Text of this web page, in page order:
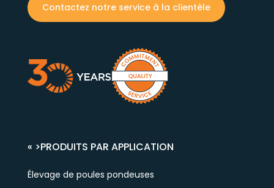
Contactez notre service à la clientèle
« >PRODUITS PAR APPLICATION
Élevage de poules pondeuses